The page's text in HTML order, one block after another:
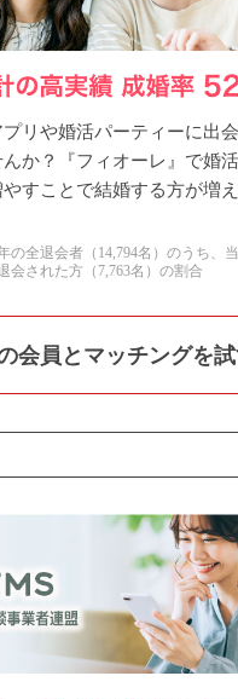
リや婚活パーティーに出
か？『フィオーレ』で婚
すことで結婚する方が増
の全退会者（14,794名）のうち、
会された方（7,763名）の割合
会員とマッチングを